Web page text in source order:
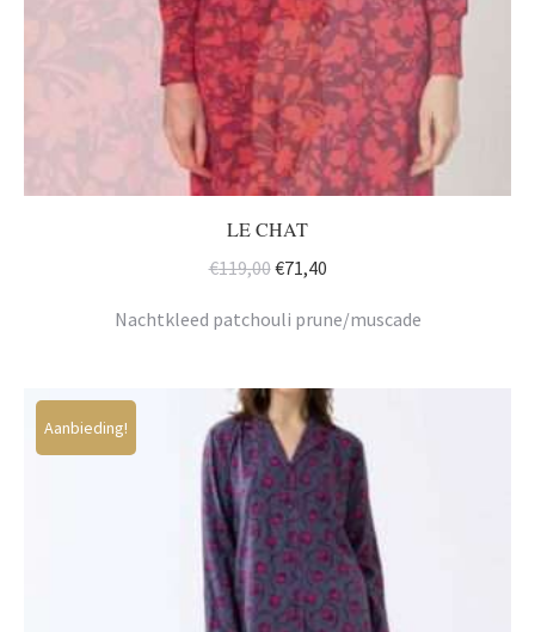
LE CHAT
€119,00Oorspronkelijke
was:
€71,40Huidige
is:
Nachtkleed patchouli prune/muscade
Aanbieding!